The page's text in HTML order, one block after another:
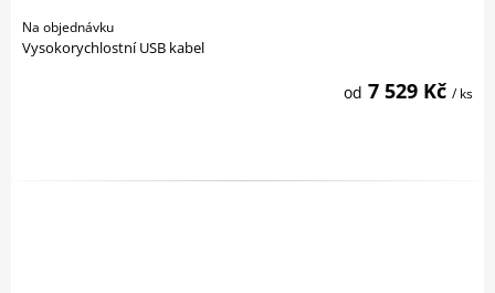
Na objednávku
od 7 529 Kč / ks
Vysokorychlostní USB kabel